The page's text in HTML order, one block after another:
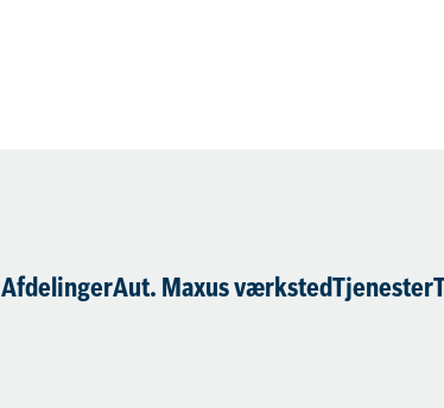
AfdelingerAut. Maxus værkstedTjenester